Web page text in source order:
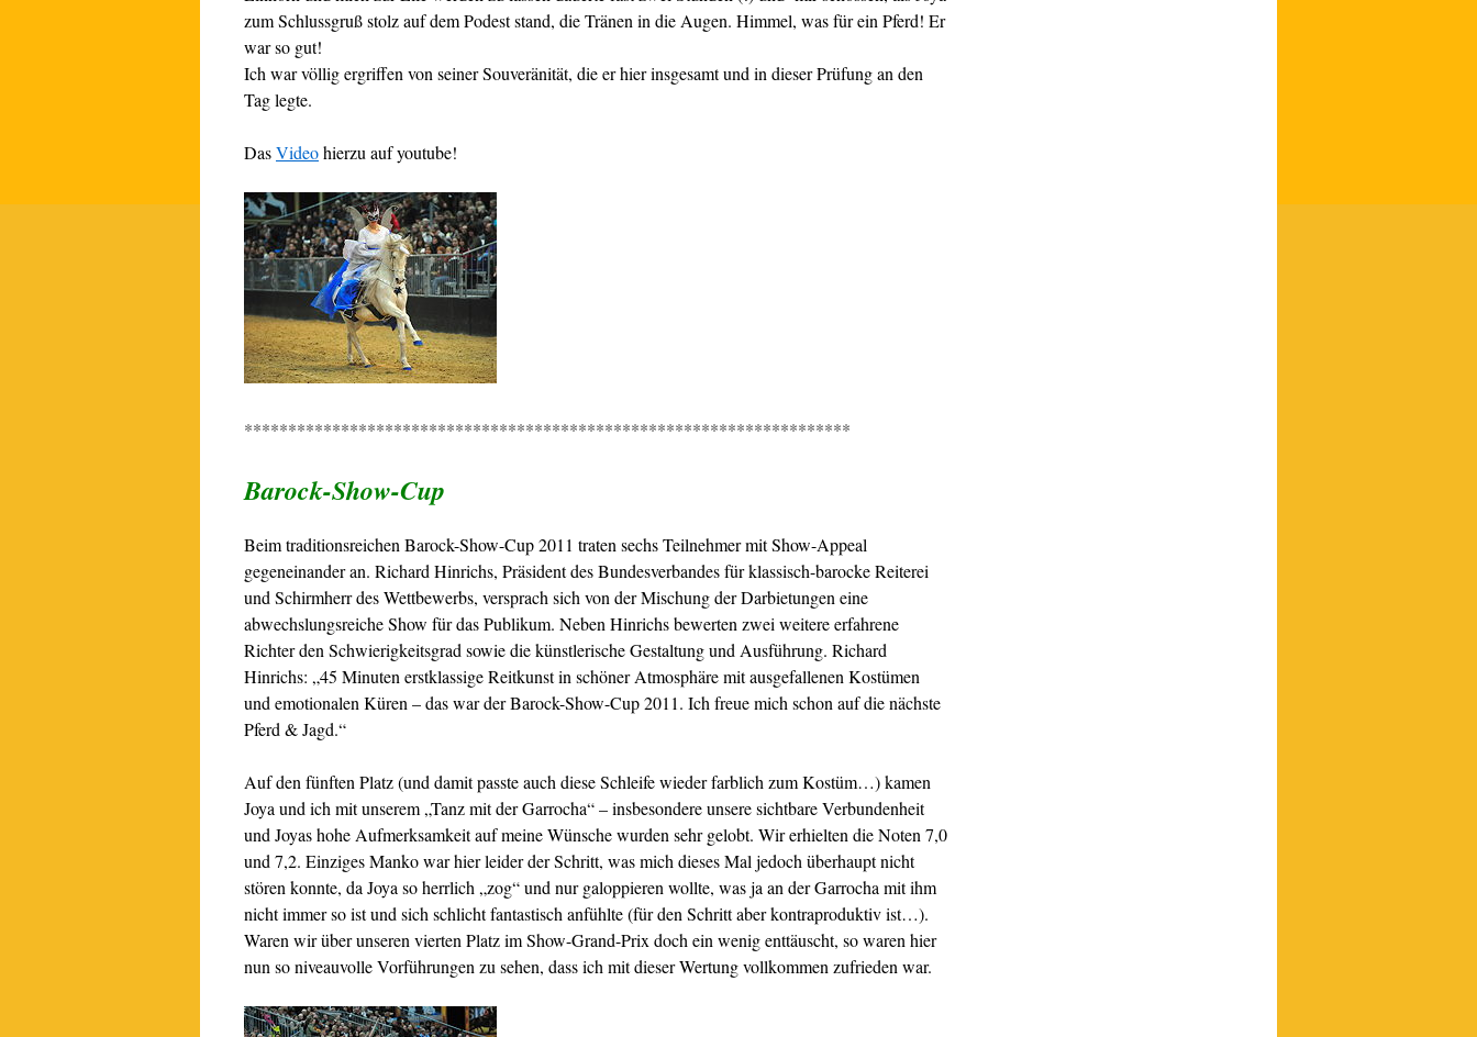
zum Schlussgruß stolz auf dem Podest stand, die Tränen in die Augen. Himmel, was für ein Pferd! Er
war so gut!
Ich war völlig ergriffen von seiner Souveränität, die er hier insgesamt und in dieser Prüfung an den
Tag legte.
DasVideohierzu auf youtube!
*********************************************************************
Barock-Show-Cup
Beim traditionsreichen Barock-Show-Cup 2011 traten sechs Teilnehmer mit Show-Appeal
gegeneinander an. Richard Hinrichs, Präsident des Bundesverbandes für klassisch-barocke Reiterei
und Schirmherr des Wettbewerbs, versprach sich von der Mischung der Darbietungen eine
abwechslungsreiche Show für das Publikum. Neben Hinrichs bewerten zwei weitere erfahrene
Richter den Schwierigkeitsgrad sowie die künstlerische Gestaltung und Ausführung. Richard
Hinrichs: „45 Minuten erstklassige Reitkunst in schöner Atmosphäre mit ausgefallenen Kostümen
und emotionalen Küren – das war der Barock-Show-Cup 2011. Ich freue mich schon auf die nächste
Pferd & Jagd.“
Auf den fünften Platz (und damit passte auch diese Schleife wieder farblich zum Kostüm…) kamen
Joya und ich mit unserem „Tanz mit der Garrocha“ – insbesondere unsere sichtbare Verbundenheit
und Joyas hohe Aufmerksamkeit auf meine Wünsche wurden sehr gelobt. Wir erhielten die Noten 7,0
und 7,2. Einziges Manko war hier leider der Schritt, was mich dieses Mal jedoch überhaupt nicht
stören konnte, da Joya so herrlich „zog“ und nur galoppieren wollte, was ja an der Garrocha mit ihm
nicht immer so ist und sich schlicht fantastisch anfühlte (für den Schritt aber kontraproduktiv ist…).
Waren wir über unseren vierten Platz im Show-Grand-Prix doch ein wenig enttäuscht, so waren hier
nun so niveauvolle Vorführungen zu sehen, dass ich mit dieser Wertung vollkommen zufrieden war.